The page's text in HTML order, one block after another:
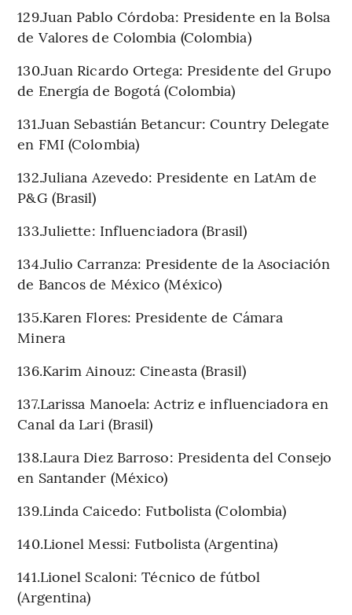
129.Juan Pablo Córdoba: Presidente en la Bolsa
de Valores de Colombia (Colombia)
130.Juan Ricardo Ortega: Presidente del Grupo
de Energía de Bogotá (Colombia)
131.Juan Sebastián Betancur: Country Delegate
en FMI (Colombia)
132.Juliana Azevedo: Presidente en LatAm de
P&G (Brasil)
133.Juliette: Influenciadora (Brasil)
134.Julio Carranza: Presidente de la Asociación
de Bancos de México (México)
135.Karen Flores: Presidente de Cámara
Minera
136.Karim Ainouz: Cineasta (Brasil)
137.Larissa Manoela: Actriz e influenciadora en
Canal da Lari (Brasil)
138.Laura Diez Barroso: Presidenta del Consejo
en Santander (México)
139.Linda Caicedo: Futbolista (Colombia)
140.Lionel Messi: Futbolista (Argentina)
141.Lionel Scaloni: Técnico de fútbol
(Argentina)